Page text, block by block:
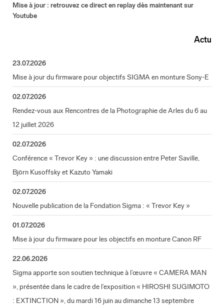
Mise à jour : retrouvez ce direct en replay dès maintenant sur
Youtube
Actu
23.07.2026
Mise à jour du firmware pour objectifs SIGMA en monture Sony-E
02.07.2026
Rendez-vous aux Rencontres de la Photographie de Arles du 6 au
12 juillet 2026
02.07.2026
Conférence « Trevor Key » : une discussion entre Peter Saville,
Björn Kusoffsky et Kazuto Yamaki
02.07.2026
Nouvelle publication de la Fondation Sigma : « Trevor Key »
01.07.2026
Mise à jour du firmware pour les objectifs en monture Canon RF
22.06.2026
Sigma apporte son soutien technique à l’œuvre « CAMERA MAN
», présentée dans le cadre de l’exposition « HIROSHI SUGIMOTO
: EXTINCTION », du mardi 16 juin au dimanche 13 septembre